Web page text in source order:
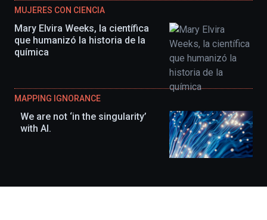
MUJERES CON CIENCIA
Mary Elvira Weeks, la científica
que humanizó la historia de la
química
MAPPING IGNORANCE
We are not ‘in the singularity’
with AI.